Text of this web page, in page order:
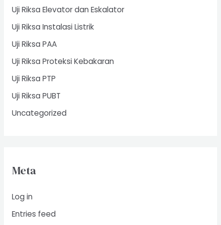
Uji Riksa Elevator dan Eskalator
Uji Riksa Instalasi Listrik
Uji Riksa PAA
Uji Riksa Proteksi Kebakaran
Uji Riksa PTP
Uji Riksa PUBT
Uncategorized
Meta
Log in
Entries feed